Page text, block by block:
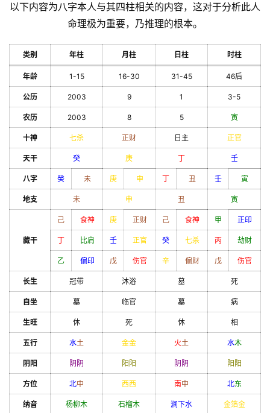
以下内容为八字本人与其四柱相关的内容，这对于分析此人
命理极为重要，乃推理的根本。
类别 年柱 月柱 日柱 时柱
年龄 1-15 16-30 31-45 46后
公历 2003 9 1 3-5
农历 2003 8 5 寅
十神 七杀 正财 日主 正官
天干 癸 庚 丁 壬
八字 癸 未 庚 申 丁 丑 壬 寅
地支 未 申 丑 寅
藏干
己 食神 庚 正财 己 食神 甲 正印
丁 比肩 壬 正官 癸 七杀 丙 劫财
乙 偏印 戊 伤官 辛 偏财 戊 伤官
长生 冠带 沐浴 墓 死
自坐 墓 临官 墓 病
生旺 休 死 休 相
五行 水土 金金 火土 水木
阴阳 阴 阴 阳 阳 阴 阴 阳 阳
方位 北中 西西 南中 北东
纳音 杨柳木 石榴木 涧下水 金箔金